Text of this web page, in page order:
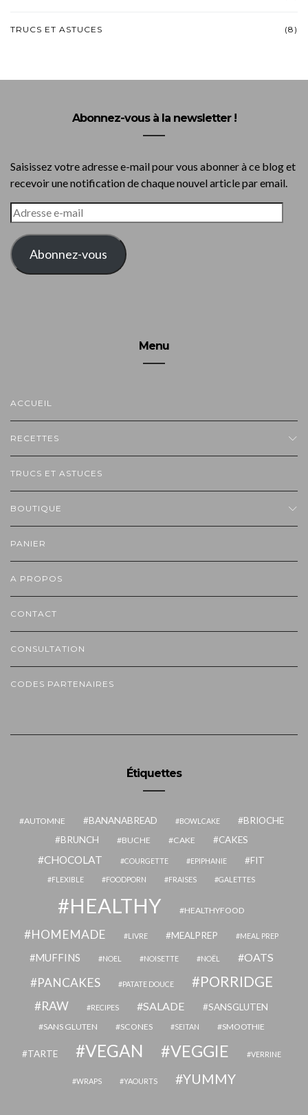
TRUCS ET ASTUCES (8)
Abonnez-vous à la newsletter !
Saisissez votre adresse e-mail pour vous abonner à ce blog et
recevoir une notification de chaque nouvel article par email.
ADRESSE
E-
MAIL
Abonnez-vous
Menu
ACCUEIL
RECETTES
TRUCS ET ASTUCES
BOUTIQUE
PANIER
A PROPOS
CONTACT
CONSULTATION
CODES PARTENAIRES
Étiquettes
AUTOMNE BANANABREAD BOWLCAKE
BRIOCHE
BRUNCH
BUCHE CAKE CAKES
CHOCOLAT COURGETTE EPIPHANIE FIT
FLEXIBLE FOODPORN FRAISES GALETTES
HEALTHY HEALTHYFOOD
HOMEMADE LIVRE MEALPREP MEAL PREP
MUFFINS NOEL NOISETTE NOËL OATS
PANCAKES PATATE DOUCE PORRIDGE
RAW RECIPES SALADE SANSGLUTEN
SANS GLUTEN SCONES SEITAN SMOOTHIE
TARTE VEGAN VEGGIE VERRINE
WRAPS YAOURTS YUMMY